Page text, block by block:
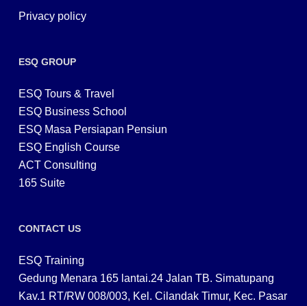
Privacy policy
ESQ GROUP
ESQ Tours & Travel
ESQ Business School
ESQ Masa Persiapan Pensiun
ESQ English Course
ACT Consulting
165 Suite
CONTACT US
ESQ Training
Gedung Menara 165 lantai.24 Jalan TB. Simatupang
Kav.1 RT/RW 008/003, Kel. Cilandak Timur, Kec. Pasar